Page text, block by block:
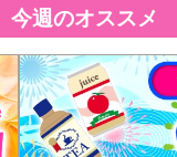
今週のオススメ